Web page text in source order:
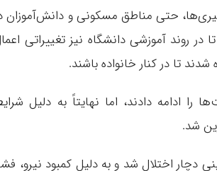
حتی مناطق مسکونی و دانش‌آموزان
روند آموزشی دانشگاه نیز تغییراتی
تا در کنار خانواده باشند.
ادامه دادند، اما نهایتاً به دلیل
شد.
دچار اختلال شد و به دلیل کمبود نیرو،